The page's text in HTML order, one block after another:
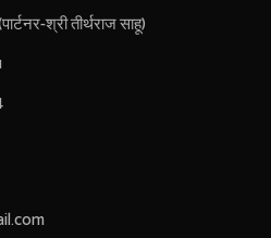
श्री तीर्थराज साहू)